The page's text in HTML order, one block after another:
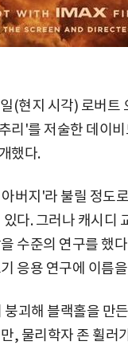
(현지 시각) 로버
리'를 저술한 데이
했다.
버지'라 불릴 정도
다. 그러나 캐시디
수준의 연구를 했
응용 연구에 이름
괴해 블랙홀을 만
, 물리학자 존 휠러